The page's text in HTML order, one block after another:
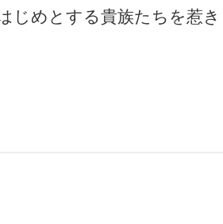
じめとする貴族たちを惹き